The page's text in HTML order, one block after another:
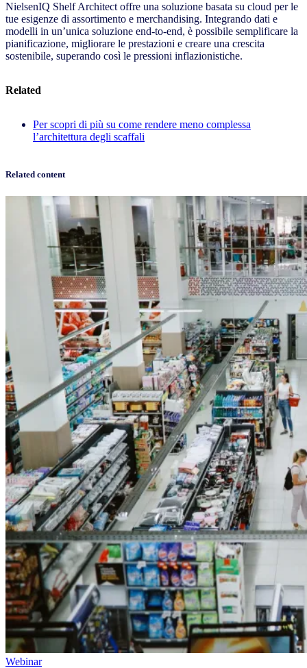
NielsenIQ Shelf Architect offre una soluzione basata su cloud per le
tue esigenze di assortimento e merchandising. Integrando dati e
modelli in un’unica soluzione end-to-end, è possibile semplificare la
pianificazione, migliorare le prestazioni e creare una crescita
sostenibile, superando così le pressioni inflazionistiche.
Related
Per scopri di più su come rendere meno complessa
l’architettura degli scaffali
Related content
Webinar